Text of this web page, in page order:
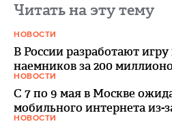
Читать на эту тему
НОВОСТИ
В России разработают
наемников за 200
НОВОСТИ
С 7 по 9 мая в Москве
мобильного интернета из-
НОВОСТИ